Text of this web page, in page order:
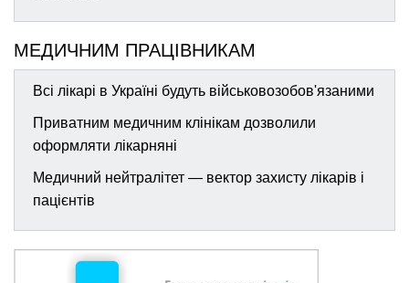
МЕДИЧНИМ ПРАЦІВНИКАМ
Всі лікарі в Україні будуть військовозобов'язаними
Приватним медичним клінікам дозволили
оформляти лікарняні
Медичний нейтралітет — вектор захисту лікарів і
пацієнтів